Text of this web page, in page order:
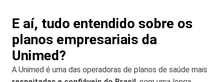
E aí, tudo entendido sobre os
planos empresariais da
Unimed?
A Unimed é uma das operadoras de planos de saúde mais